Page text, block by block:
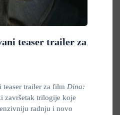
teaser trailer za
trailer za film Dina:
završetak trilogije koje
radnju i novo